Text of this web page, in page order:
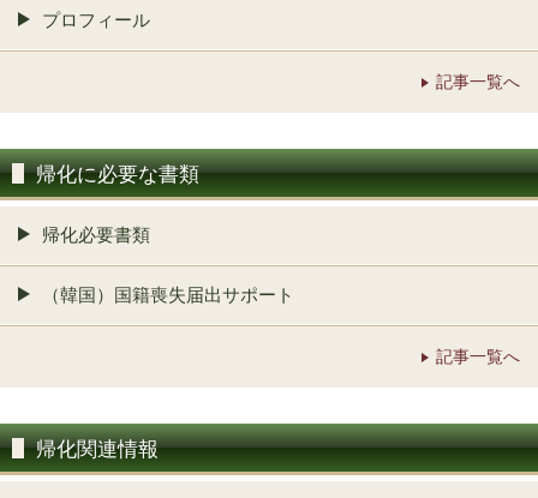
プロフィール
記事一覧へ
帰化に必要な書類
帰化必要書類
（韓国）国籍喪失届出サポート
記事一覧へ
帰化関連情報